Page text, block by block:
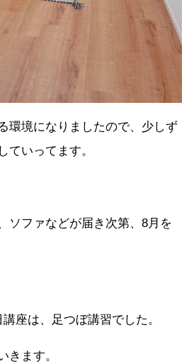
環境になりましたので、少しず
ていってます。
ソファなどが届き次第、8月を
座は、足つぼ講習でした。
きます。